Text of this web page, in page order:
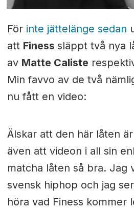
För inte jättelänge sedan
att Finess släppt två nya
av Matte Caliste
Min favvo av de två
nu fått en video:
Älskar att den här låten
även att videon i all sin
matcha låten så bra. Jag
svensk hiphop och jag
höra vad Finess kommer